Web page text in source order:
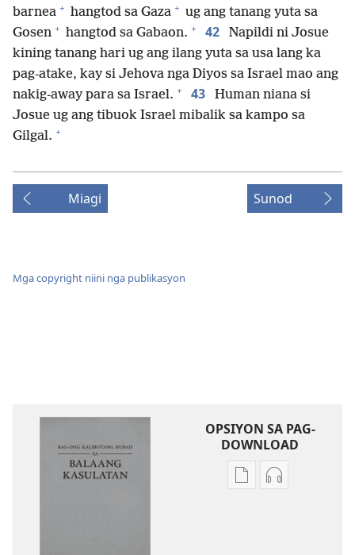
barnea + hangtod sa Gaza + ug ang tanang yuta sa
Gosen + hangtod sa Gabaon. + 42
Napildi ni Josue
kining tanang hari ug ang ilang yuta sa usa lang ka
pag-atake, kay si Jehova nga Diyos sa Israel mao ang
nakig-away para sa Israel. + 43
Human niana si
Josue ug ang tibuok Israel mibalik sa kampo sa
Gilgal. +
Miagi Sunod
Mga copyright niini nga publikasyon
OPSIYON SA PAG-
DOWNLOAD
OpsiyonOpsiyon